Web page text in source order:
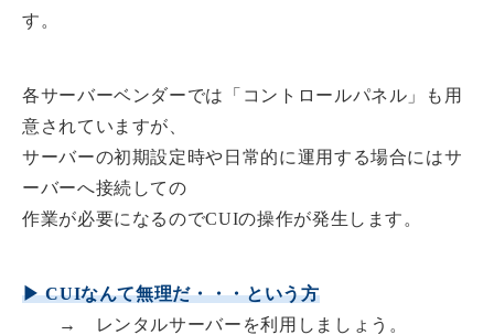
す。
各サーバーベンダーでは「コントロールパネル」も用
意されていますが、
サーバーの初期設定時や日常的に運用する場合にはサ
ーバーへ接続しての
作業が必要になるのでCUIの操作が発生します。
▶ CUIなんて無理だ・・・という方
→ レンタルサーバーを利用しましょう。